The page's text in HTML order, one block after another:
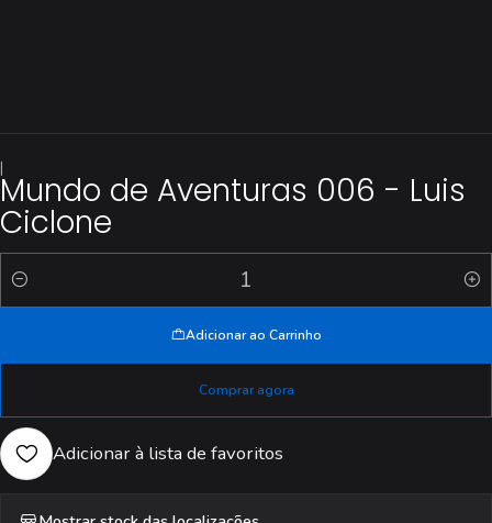
|
Mundo de Aventuras 006 - Luis
Ciclone
Quantidade
Adicionar ao Carrinho
Comprar agora
Adicionar à lista de favoritos